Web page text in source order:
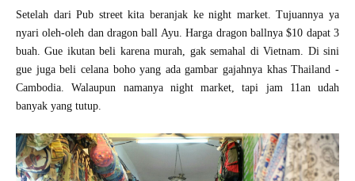
Setelah dari Pub street kita beranjak ke night market. Tujuannya ya
nyari oleh-oleh dan dragon ball Ayu. Harga dragon ballnya $10 dapat 3
buah. Gue ikutan beli karena murah, gak semahal di Vietnam. Di sini
gue juga beli celana boho yang ada gambar gajahnya khas Thailand -
Cambodia. Walaupun namanya night market, tapi jam 11an udah
banyak yang tutup.